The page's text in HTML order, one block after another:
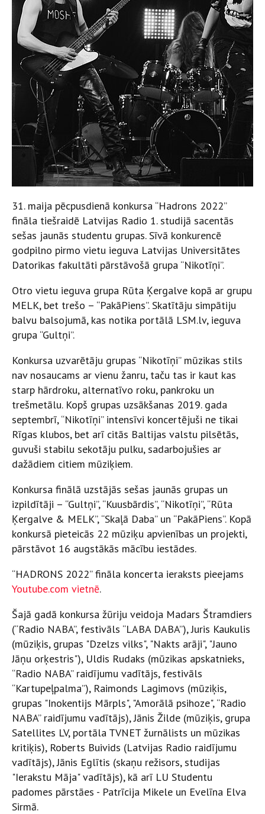
31. maija pēcpusdienā konkursa “Hadrons 2022”
fināla tiešraidē Latvijas Radio 1. studijā sacentās
sešas jaunās studentu grupas. Sīvā konkurencē
godpilno pirmo vietu ieguva Latvijas Universitātes
Datorikas fakultāti pārstāvošā grupa “Nikotīņi”.
Otro vietu ieguva grupa Rūta Ķergalve kopā ar grupu
MELK, bet trešo – “PakāPiens”. Skatītāju simpātiju
balvu balsojumā, kas notika portālā LSM.lv, ieguva
grupa “Gultņi”.
Konkursa uzvarētāju grupas “Nikotīņi” mūzikas stils
nav nosaucams ar vienu žanru, taču tas ir kaut kas
starp hārdroku, alternatīvo roku, pankroku un
trešmetālu. Kopš grupas uzsākšanas 2019. gada
septembrī, “Nikotīņi” intensīvi koncertējuši ne tikai
Rīgas klubos, bet arī citās Baltijas valstu pilsētās,
guvuši stabilu sekotāju pulku, sadarbojušies ar
dažādiem citiem mūziķiem.
Konkursa finālā uzstājās sešas jaunās grupas un
izpildītāji – “Gultņi”, “Kuusbārdis”, “Nikotīņi”, “Rūta
Ķergalve & MELK”, “Skaļā Daba” un “PakāPiens”. Kopā
konkursā pieteicās 22 mūziķu apvienības un projekti,
pārstāvot 16 augstākās mācību iestādes.
“HADRONS 2022” fināla koncerta ieraksts pieejams
Youtube.com vietnē.
Šajā gadā konkursa žūriju veidoja Madars Štramdiers
(“Radio NABA”, festivāls “LABA DABA”), Juris Kaukulis
(mūziķis, grupas "Dzelzs vilks", "Nakts arāji", "Jauno
Jāņu orķestris"), Uldis Rudaks (mūzikas apskatnieks,
“Radio NABA” raidījumu vadītājs, festivāls
“Kartupeļpalma”), Raimonds Lagimovs (mūziķis,
grupas "Inokentijs Mārpls", "Amorālā psihoze", “Radio
NABA” raidījumu vadītājs), Jānis Žilde (mūziķis, grupa
Satellites LV, portāla TVNET žurnālists un mūzikas
kritiķis), Roberts Buivids (Latvijas Radio raidījumu
vadītājs), Jānis Eglītis (skaņu režisors, studijas
"Ierakstu Māja" vadītājs), kā arī LU Studentu
padomes pārstāes - Patrīcija Mikele un Evelīna Elva
Sirmā.